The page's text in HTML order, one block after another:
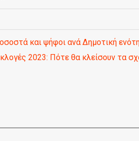
και ψήφοι ανά Δημοτική
2023: Πότε θα κλείσουν τα